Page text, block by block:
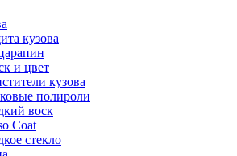
кузова
и цвет
кузова
полироли
воск
Coat
стекло